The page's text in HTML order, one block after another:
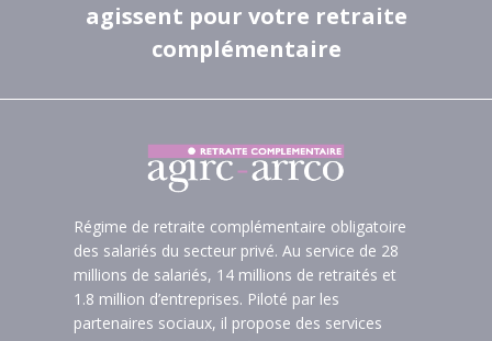
agissent pour votre retraite
complémentaire
Régime de retraite complémentaire obligatoire
des salariés du secteur privé. Au service de 28
millions de salariés, 14 millions de retraités et
1.8 million d’entreprises. Piloté par les
partenaires sociaux, il propose des services